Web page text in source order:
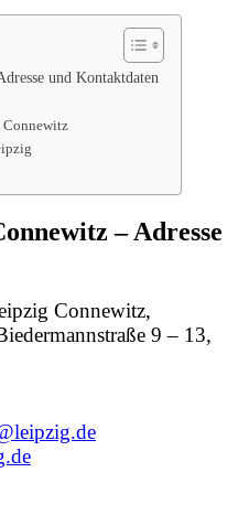
und Kontaktdaten
Connewitz
– Adresse
Connewitz,
9 – 13,